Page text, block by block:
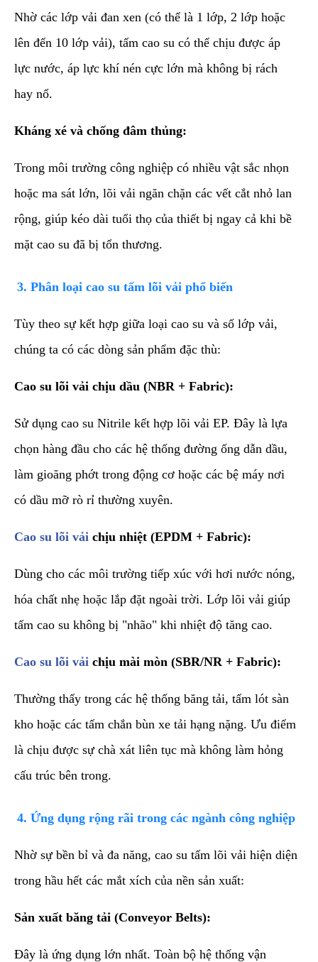
Nhờ các lớp vải đan xen (có thể là 1 lớp, 2 lớp hoặc
lên đến 10 lớp vải), tấm cao su có thể chịu được áp
lực nước, áp lực khí nén cực lớn mà không bị rách
hay nổ.
Kháng xé và chống đâm thủng:
Trong môi trường công nghiệp có nhiều vật sắc nhọn
hoặc ma sát lớn, lõi vải ngăn chặn các vết cắt nhỏ lan
rộng, giúp kéo dài tuổi thọ của thiết bị ngay cả khi bề
mặt cao su đã bị tổn thương.
​3. Phân loại cao su tấm lõi vải phổ biến
​Tùy theo sự kết hợp giữa loại cao su và số lớp vải,
chúng ta có các dòng sản phẩm đặc thù:
Cao su lõi vải chịu dầu (NBR + Fabric):
Sử dụng cao su Nitrile kết hợp lõi vải EP. Đây là lựa
chọn hàng đầu cho các hệ thống đường ống dẫn dầu,
làm gioăng phớt trong động cơ hoặc các bệ máy nơi
có dầu mỡ rò rỉ thường xuyên.
Cao su lõi vải chịu nhiệt (EPDM + Fabric):
Dùng cho các môi trường tiếp xúc với hơi nước nóng,
hóa chất nhẹ hoặc lắp đặt ngoài trời. Lớp lõi vải giúp
tấm cao su không bị "nhão" khi nhiệt độ tăng cao.
Cao su lõi vải chịu mài mòn (SBR/NR + Fabric):
Thường thấy trong các hệ thống băng tải, tấm lót sàn
kho hoặc các tấm chắn bùn xe tải hạng nặng. Ưu điểm
là chịu được sự chà xát liên tục mà không làm hỏng
cấu trúc bên trong.
​4. Ứng dụng rộng rãi trong các ngành công nghiệp
​Nhờ sự bền bỉ và đa năng, cao su tấm lõi vải hiện diện
trong hầu hết các mắt xích của nền sản xuất:
Sản xuất băng tải (Conveyor Belts):
Đây là ứng dụng lớn nhất. Toàn bộ hệ thống vận